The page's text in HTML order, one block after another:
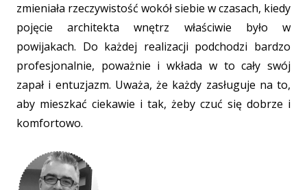
zmieniała rzeczywistość wokół siebie w czasach, kiedy
pojęcie architekta wnętrz właściwie było w
powijakach. Do każdej realizacji podchodzi bardzo
profesjonalnie, poważnie i wkłada w to cały swój
zapał i entuzjazm. Uważa, że każdy zasługuje na to,
aby mieszkać ciekawie i tak, żeby czuć się dobrze i
komfortowo.